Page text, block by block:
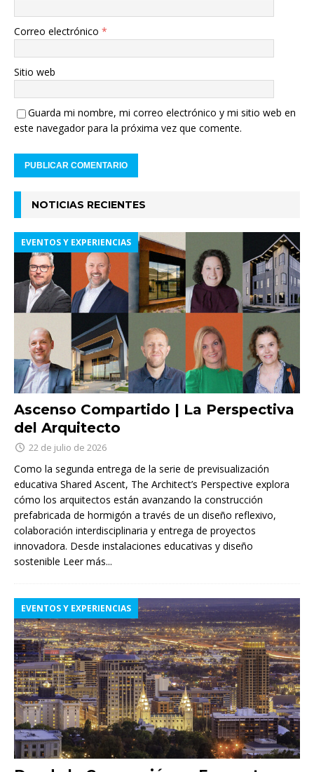
Correo electrónico *
Sitio web
Guarda mi nombre, mi correo electrónico y mi sitio web en
este navegador para la próxima vez que comente.
NOTICIAS RECIENTES
Ascenso Compartido | La Perspectiva
del Arquitecto
EVENTOS Y EXPERIENCIAS
22 de julio de 2026
Como la segunda entrega de la serie de previsualización
educativa Shared Ascent, The Architect’s Perspective explora
cómo los arquitectos están avanzando la construcción
prefabricada de hormigón a través de un diseño reflexivo,
colaboración interdisciplinaria y entrega de proyectos
innovadora. Desde instalaciones educativas y diseño
sostenible Leer más...
EVENTOS Y EXPERIENCIAS